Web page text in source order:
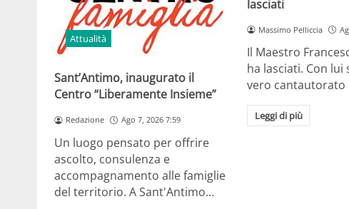
Attualità
Sant’Antimo, inaugurato il
Centro “Liberamente Insieme”
Redazione Ago 7, 2026 7:59
Un luogo pensato per offrire
ascolto, consulenza e
accompagnamento alle famiglie
del territorio. A Sant'Antimo…
lasciati
Massimo Pelliccia
Il Maestro
ha lasciati. Con lui
vero
Leggi di più